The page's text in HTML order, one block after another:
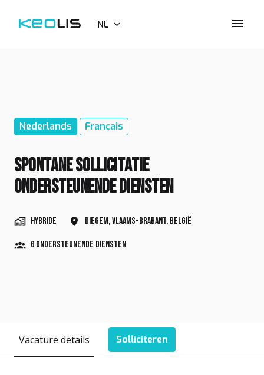
naar
Homepagina NL
Nederlands Français
Spontane sollicitatie
ondersteunende diensten
Hybride Diegem,Vlaams-Brabant, België
6 Ondersteunende diensten
Vacature details Solliciteren